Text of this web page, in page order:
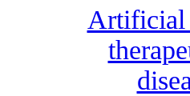
Artificial